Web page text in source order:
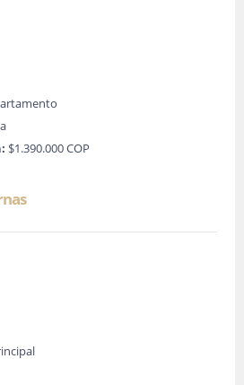
$1.390.000 COP